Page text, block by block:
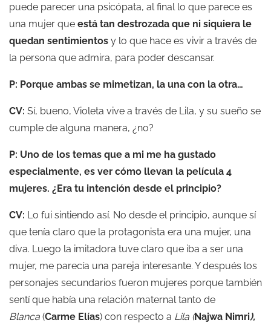
puede parecer una psicópata, al final lo que parece es
una mujer que está tan destrozada que ni siquiera le
quedan sentimientos y lo que hace es vivir a través de
la persona que admira, para poder descansar.
P: Porque ambas se mimetizan, la una con la otra…
CV: Sí, bueno, Violeta vive a través de Lila, y su sueño se
cumple de alguna manera, ¿no?
P: Uno de los temas que a mi me ha gustado
especialmente, es ver cómo llevan la película 4
mujeres. ¿Era tu intención desde el principio?
CV: Lo fui sintiendo así. No desde el principio, aunque sí
que tenía claro que la protagonista era una mujer, una
diva. Luego la imitadora tuve claro que iba a ser una
mujer, me parecía una pareja interesante. Y después los
personajes secundarios fueron mujeres porque también
sentí que había una relación maternal tanto de
Blanca (Carme Elías) con respecto a Lila (Najwa Nimri),